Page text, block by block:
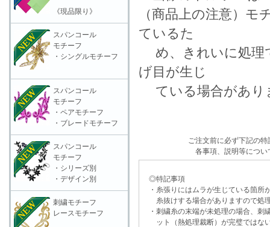
（商品上の注意）
ているた
め、きれいに処理
げ目が生じ
ている場合があり
ご注文前に必ず下記の
各事項、説明等につい
◎特記事項
・糸張りにはムラが生じている箇所
糸抜けする場合がありますので処
・刺繍糸の末端が未処理の場合、刺
ット（熱処理裁断）が完璧ではな
《現品限り》
スパンコール
モチーフ
・シングルモチーフ
スパンコール
モチーフ
・ペアモチーフ
・ブレードモチーフ
スパンコール
モチーフ
・シリーズ別
・デザイン別
刺繍モチーフ
レースモチーフ